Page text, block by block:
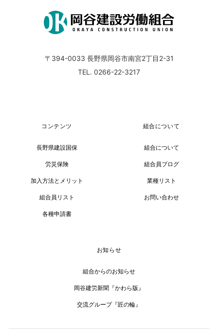
〒394-0033 長野県岡谷市南宮2丁目2-31
TEL. 0266-22-3217
コンテンツ
長野県建設国保
労災保険
加入方法とメリット
組合員リスト
各種申請書
組合について
組合について
組合員ブログ
業種リスト
お問い合わせ
お知らせ
組合からのお知らせ
岡谷建労新聞『かわら版』
交流グループ『匠の輪』